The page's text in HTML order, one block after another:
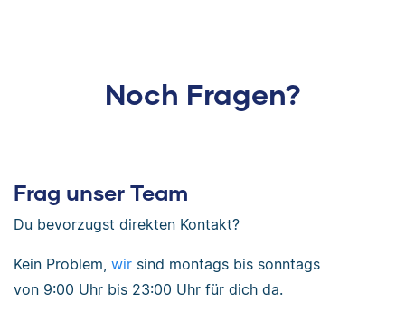
Noch Fragen?
Frag unser Team
Du bevorzugst direkten Kontakt?
Kein Problem, wir sind montags bis sonntags
von 9:00 Uhr bis 23:00 Uhr für dich da.